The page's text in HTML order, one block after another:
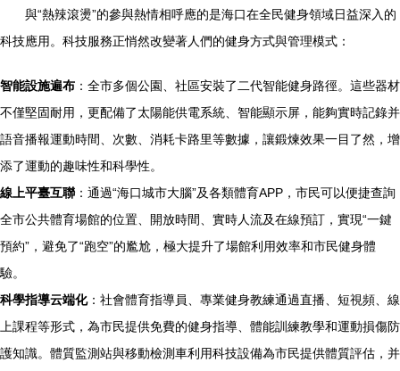
與“熱辣滾燙”的參與熱情相呼應的是海口在全民健身領域日益深入的
科技應用。科技服務正悄然改變著人們的健身方式與管理模式：
智能設施遍布 ：全市多個公園、社區安裝了二代智能健身路徑。這些器材
不僅堅固耐用，更配備了太陽能供電系統、智能顯示屏，能夠實時記錄并
語音播報運動時間、次數、消耗卡路里等數據，讓鍛煉效果一目了然，增
添了運動的趣味性和科學性。
線上平臺互聯：通過“海口城市大腦”及各類體育APP，市民可以便捷查詢
全市公共體育場館的位置、開放時間、實時人流及在線預訂，實現“一鍵
預約”，避免了“跑空”的尷尬，極大提升了場館利用效率和市民健身體
驗。
科學指導云端化：社會體育指導員、專業健身教練通過直播、短視頻、線
上課程等形式，為市民提供免費的健身指導、體能訓練教學和運動損傷防
護知識。體質監測站與移動檢測車利用科技設備為市民提供體質評估，并